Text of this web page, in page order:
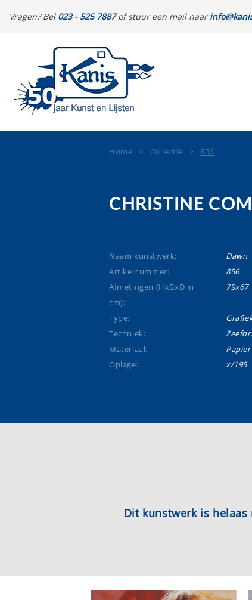
Vragen? Bel 023 - 525 7887of stuur een mail naar
Home > Collectie > 856
CHRISTINE
Naam kunstwerk:
Dawn
Artikelnummer:
856
Afmetingen (HxBxD in
cm):
79x67
Type:
Techniek:
Materiaal:
Papier
Oplage:
x/195
Dit kunstwerk is